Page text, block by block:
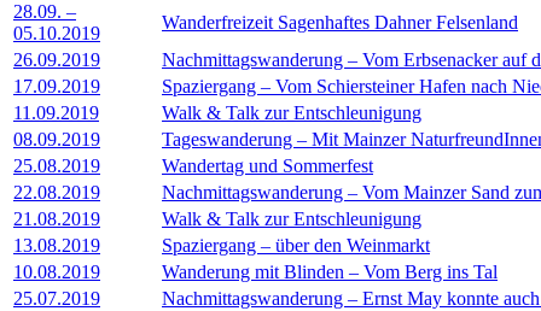
28.09. –
05.10.2019
Wanderfreizeit Sagenhaftes Dahner Felsenland
26.09.2019
Nachmittagswanderung – Vom Erbsenacker auf
17.09.2019
Spaziergang – Vom Schiersteiner Hafen nach
11.09.2019
Walk & Talk zur Entschleunigung
08.09.2019
Tageswanderung – Mit Mainzer
25.08.2019
Wandertag und Sommerfest
22.08.2019
Nachmittagswanderung – Vom Mainzer Sand
21.08.2019
Walk & Talk zur Entschleunigung
13.08.2019
Spaziergang – über den Weinmarkt
10.08.2019
Wanderung mit Blinden – Vom Berg ins Tal
25.07.2019
Nachmittagswanderung – Ernst May konnte